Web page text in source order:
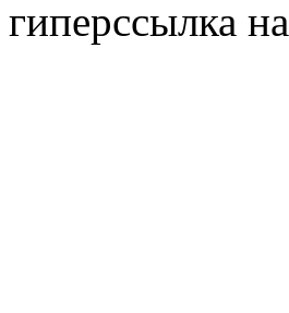
гиперссылка на